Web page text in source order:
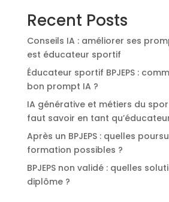
Recent Posts
Conseils IA : améliorer ses
est éducateur sportif
Éducateur sportif BPJEPS :
bon prompt IA ?
IA générative et métiers du
faut savoir en tant
Après un BPJEPS : quelles
formation possibles ?
BPJEPS non validé : quelles
diplôme ?